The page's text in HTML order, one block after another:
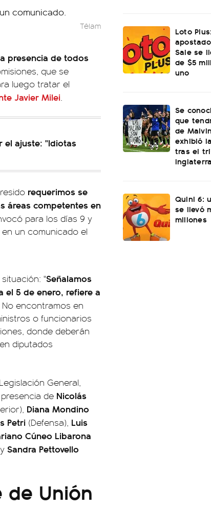
Télam
presencia de todos
que se
luego tratar el
Javier Milei.
el ajuste: "Idiotas
requerimos se
áreas competentes en
para los días 9 y
un comunicado el
"Señalamos
el 5 de enero, refiere a
No encontramos en
o funcionarios
donde deberán
diputados
General,
de Nicolás
Diana Mondino
Petri (Defensa), Luis
Cúneo Libarona
Sandra Pettovello
de Unión
Loto
Sale se
de $5
uno
Se
que
de
exhibió
tras el
Inglaterra
Quini 6:
se llevó
millones